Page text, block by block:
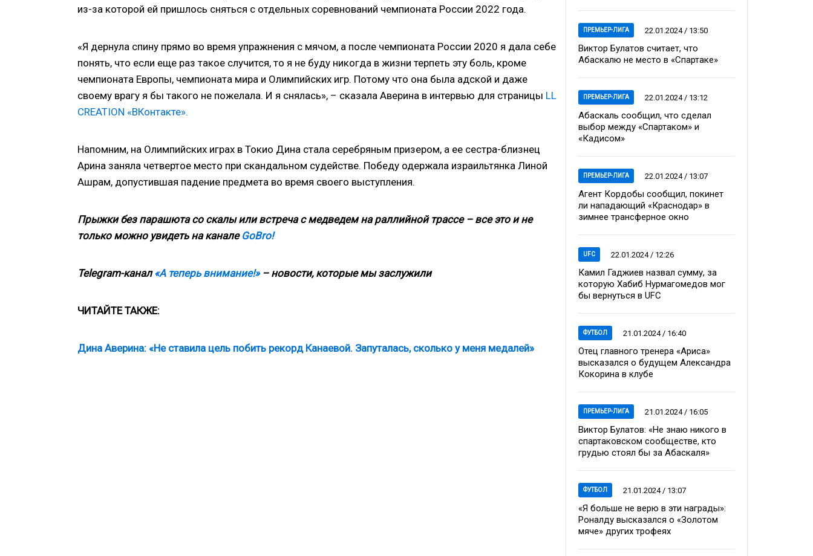
из-за которой ей пришлось сняться с отдельных соревнований чемпионата России 2022 года.
«Я дернула спину прямо во время упражнения с мячом, а после чемпионата России 2020 я дала себе
понять, что если еще раз такое случится, то я не буду никогда в жизни терпеть эту боль, кроме
чемпионата Европы, чемпионата мира и Олимпийских игр. Потому что она была адской и даже
своему врагу я бы такого не пожелала. И я снялась», – сказала Аверина в интервью для страницы LL
CREATION «ВКонтакте».
Напомним, на Олимпийских играх в Токио Дина стала серебряным призером, а ее сестра-близнец
Арина заняла четвертое место при скандальном судействе. Победу одержала израильтянка Линой
Ашрам, допустившая падение предмета во время своего выступления.
Прыжки без парашюта со скалы или встреча с медведем на раллийной трассе – все это и не
только можно увидеть на канале GoBro!
Telegram-канал «А теперь внимание!»– новости, которые мы заслужили
ЧИТАЙТЕ ТАКЖЕ:
Дина Аверина: «Не ставила цель побить рекорд Канаевой. Запуталась, сколько у меня медалей»
ПРЕМЬЕР-ЛИГА 22.01.2024 / 13:50
Виктор Булатов считает, что
Абаскалю не место в «Спартаке»
ПРЕМЬЕР-ЛИГА 22.01.2024 / 13:12
Абаскаль сообщил, что сделал
выбор между «Спартаком» и
«Кадисом»
ПРЕМЬЕР-ЛИГА 22.01.2024 / 13:07
Агент Кордобы сообщил, покинет
ли нападающий «Краснодар» в
зимнее трансферное окно
UFC 22.01.2024 / 12:26
Камил Гаджиев назвал сумму, за
которую Хабиб Нурмагомедов мог
бы вернуться в UFC
ФУТБОЛ 21.01.2024 / 16:40
Отец главного тренера «Ариса»
высказался о будущем Александра
Кокорина в клубе
ПРЕМЬЕР-ЛИГА 21.01.2024 / 16:05
Виктор Булатов: «Не знаю никого в
спартаковском сообществе, кто
грудью стоял бы за Абаскаля»
ФУТБОЛ 21.01.2024 / 13:07
«Я больше не верю в эти награды»:
Роналду высказался о «Золотом
мяче» других трофеях